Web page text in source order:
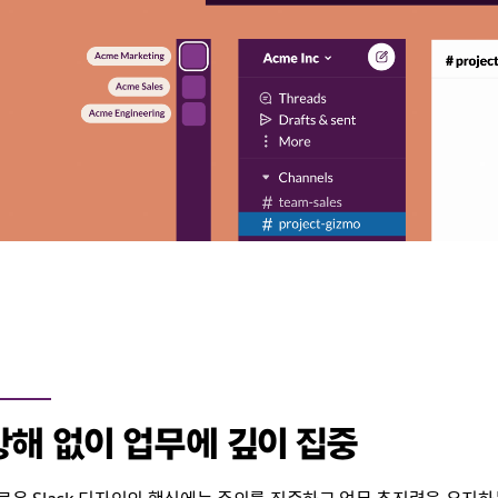
해 없이 업무에 깊이 집중